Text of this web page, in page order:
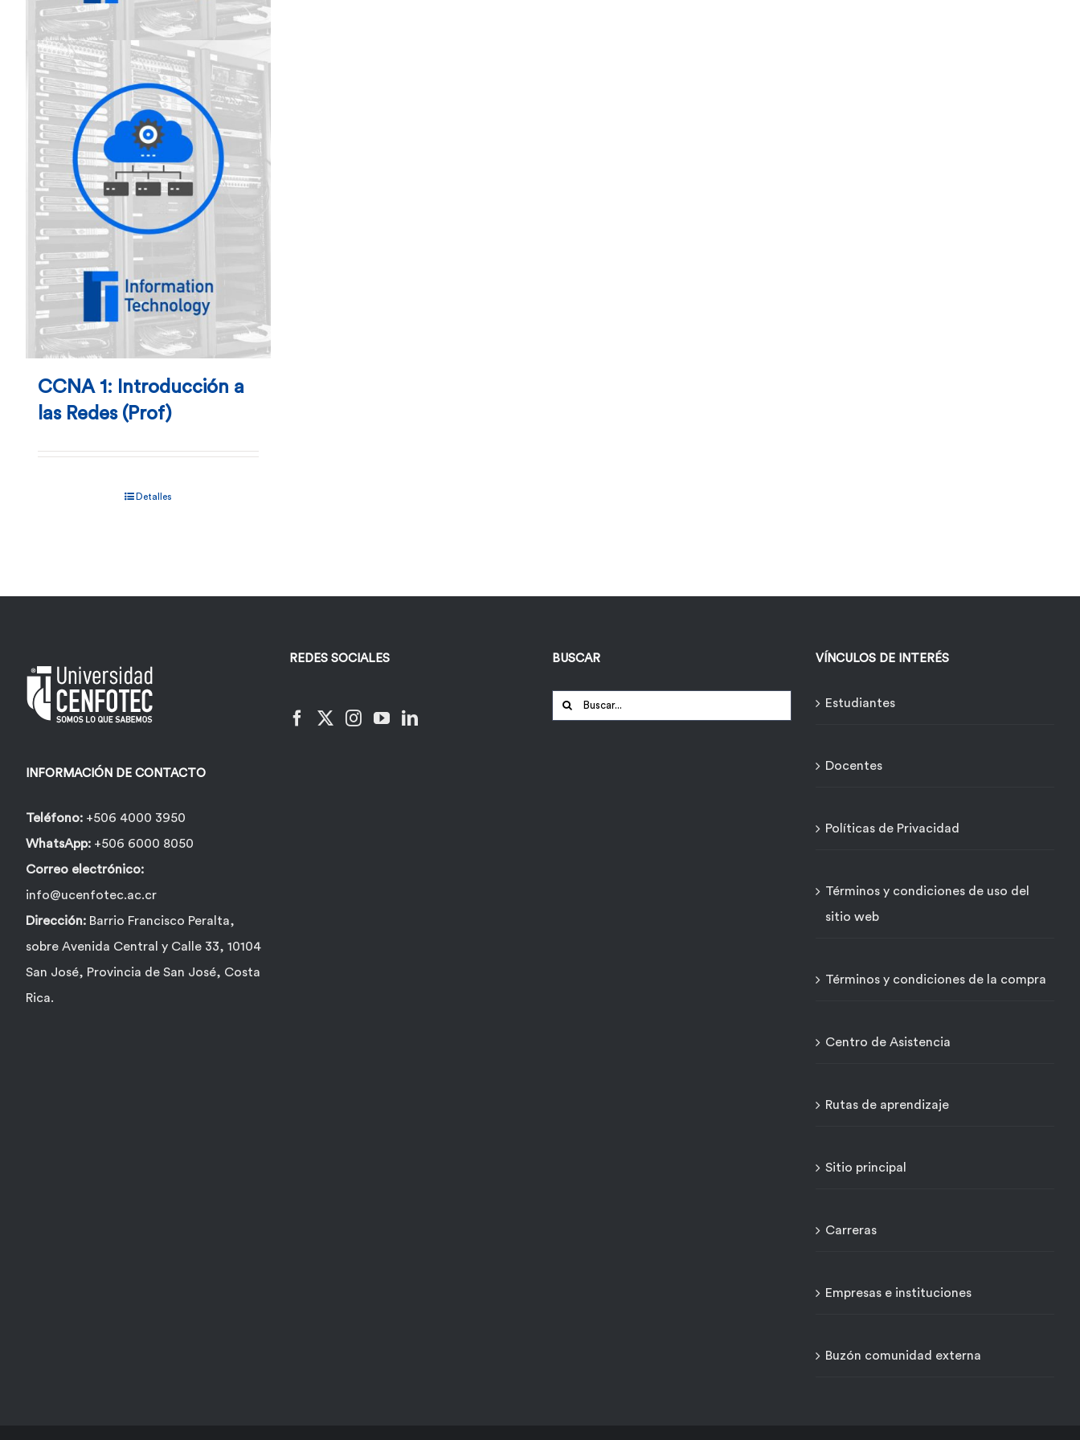
CCNA 1: Introducción a
las Redes (Prof)
Detalles
INFORMACIÓN DE CONTACTO
Teléfono: +506 4000 3950
WhatsApp: +506 6000 8050
Correo electrónico:
info@ucenfotec.ac.cr
Dirección: Barrio Francisco Peralta,
sobre Avenida Central y Calle 33, 10104
San José, Provincia de San José, Costa
Rica.
REDES SOCIALES BUSCAR
Buscar:
VÍNCULOS DE INTERÉS
Estudiantes
Docentes
Políticas de Privacidad
Términos y condiciones de uso del
sitio web
Términos y condiciones de la compra
Centro de Asistencia
Rutas de aprendizaje
Sitio principal
Carreras
Empresas e instituciones
Buzón comunidad externa